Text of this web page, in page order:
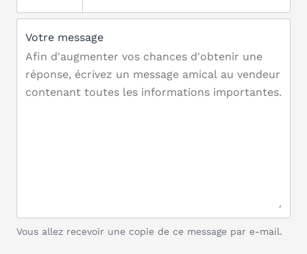
Votre message
Vous allez recevoir une copie de ce message par e-mail.